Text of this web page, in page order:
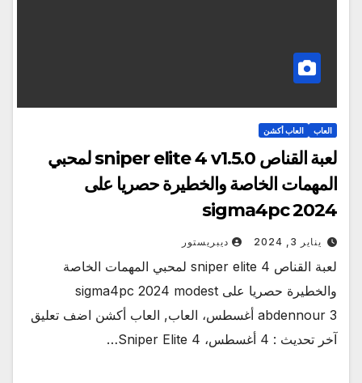
العاب العاب أكشن
لعبة القناص sniper elite 4 v1.5.0 لمحبي
المهمات الخاصة والخطيرة حصريا على
sigma4pc 2024
يناير 3, 2024 ديبريستور
لعبة القناص sniper elite 4 لمحبي المهمات الخاصة
والخطيرة حصريا على sigma4pc 2024 modest
abdennour 3 أغسطس، العاب, العاب أكشن اضف تعليق
آخر تحديث : 4 أغسطس، Sniper Elite 4…